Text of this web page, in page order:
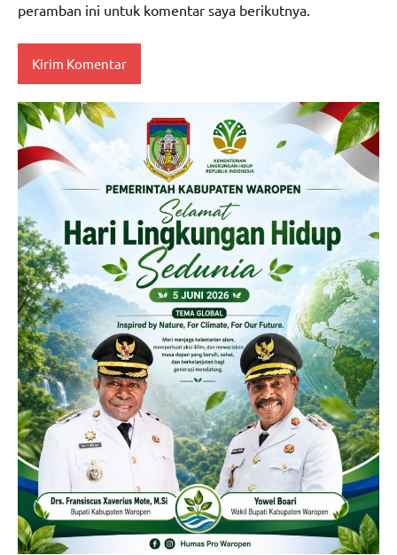
peramban ini untuk komentar saya berikutnya.